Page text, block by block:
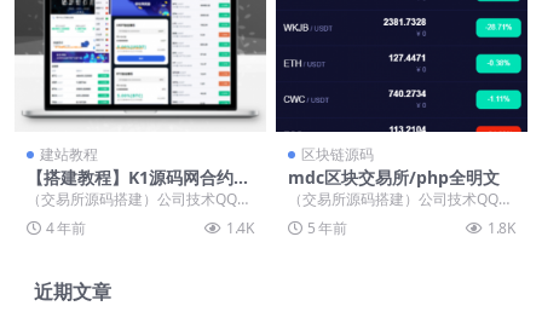
建站教程
【搭建教程】K1源码网合约交
易所源码搭建教程
（交易所源码搭建）公司技术QQ：
34401713，最新版源码 优化了环
境配置方面...
4 年前 1.4K
区块链源码
mdc区块交易所/php全明文
（交易所源码搭建）公司技术QQ：
34401713，最新版源码 搜集到的
资源，简单...
5 年前 1.8K
近期文章